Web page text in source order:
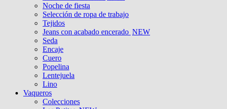
Noche de fiesta
Selección de ropa de trabajo
Tejidos
Jeans con acabado encerado NEW
Seda
Encaje
Cuero
Popelina
Lentejuela
Lino
Vaqueros
Colecciones